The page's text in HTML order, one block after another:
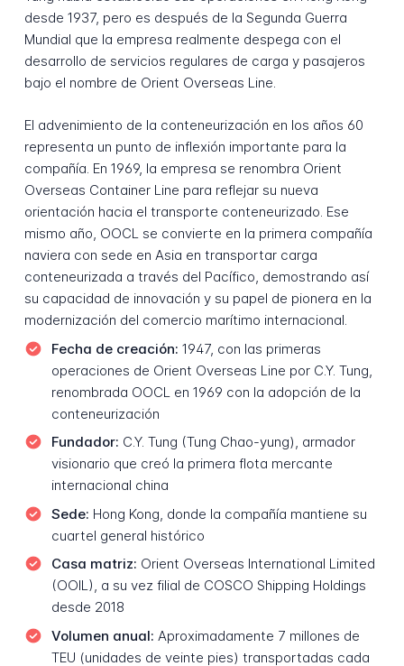
desde 1937, pero es después de la Segunda Guerra
Mundial que la empresa realmente despega con el
desarrollo de servicios regulares de carga y pasajeros
bajo el nombre de Orient Overseas Line.
El advenimiento de la conteneurización en los años 60
representa un punto de inflexión importante para la
compañía. En 1969, la empresa se renombra Orient
Overseas Container Line para reflejar su nueva
orientación hacia el transporte conteneurizado. Ese
mismo año, OOCL se convierte en la primera compañía
naviera con sede en Asia en transportar carga
conteneurizada a través del Pacífico, demostrando así
su capacidad de innovación y su papel de pionera en la
modernización del comercio marítimo internacional.
Fecha de creación: 1947, con las primeras
operaciones de Orient Overseas Line por C.Y. Tung,
renombrada OOCL en 1969 con la adopción de la
conteneurización
Fundador: C.Y. Tung (Tung Chao-yung), armador
visionario que creó la primera flota mercante
internacional china
Sede: Hong Kong, donde la compañía mantiene su
cuartel general histórico
Casa matriz: Orient Overseas International Limited
(OOIL), a su vez filial de COSCO Shipping Holdings
desde 2018
Volumen anual: Aproximadamente 7 millones de
TEU (unidades de veinte pies) transportadas cada